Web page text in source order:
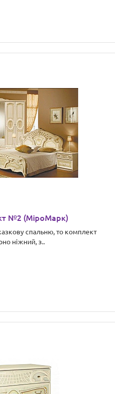
№2 (МіроМарк)
спальню, то комплект
ніжний, з..